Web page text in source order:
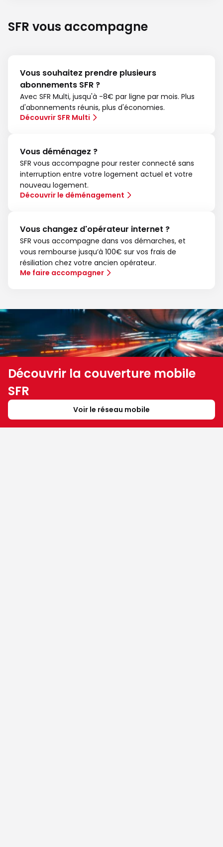
SFR vous accompagne
Vous souhaitez prendre plusieurs
abonnements SFR ?
Avec SFR Multi, jusqu'à -8€ par ligne par mois. Plus
d'abonnements réunis, plus d'économies.
Découvrir SFR Multi
Vous déménagez ?
SFR vous accompagne pour rester connecté sans
interruption entre votre logement actuel et votre
nouveau logement.
Découvrir le déménagement
Vous changez d'opérateur internet ?
SFR vous accompagne dans vos démarches, et
vous rembourse jusqu’à 100€ sur vos frais de
résiliation chez votre ancien opérateur.
Me faire accompagner
Découvrir la couverture mobile
SFR
Voir le réseau mobile